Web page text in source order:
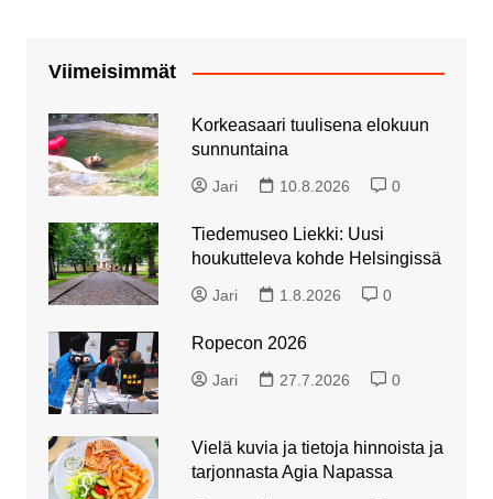
Viimeisimmät
Korkeasaari tuulisena elokuun
sunnuntaina
Jari 10.8.2026 0
Tiedemuseo Liekki: Uusi
houkutteleva kohde Helsingissä
Jari 1.8.2026 0
Ropecon 2026
Jari 27.7.2026 0
Vielä kuvia ja tietoja hinnoista ja
tarjonnasta Agia Napassa